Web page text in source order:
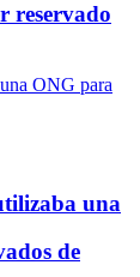
reservado
una
de